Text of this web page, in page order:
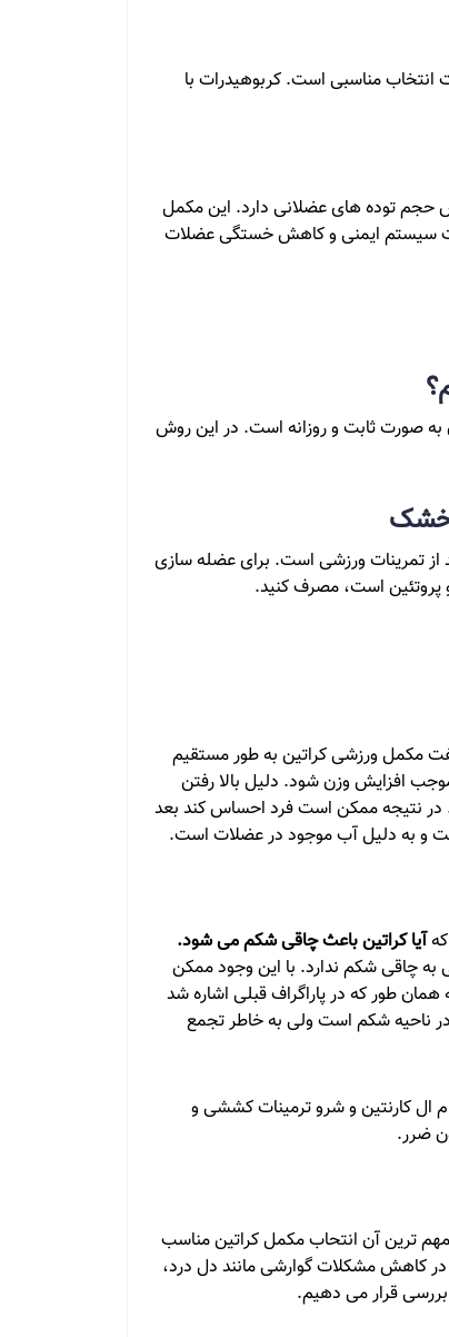
مناسبی است. کربوهیدرات با
حجم توده های عضلانی دارد. این مکمل
سیستم ایمنی و کاهش خستگی عضلات
صورت ثابت و روزانه است. در این روش
خشک
تمرینات ورزشی است. برای عضله سازی
است، مصرف کنید.
مکمل ورزشی کراتین به طور مستقیم
افزایش وزن شود. دلیل بالا رفتن
نتیجه ممکن است فرد احساس کند بعد
و به دلیل آب موجود در عضلات است.
کهآیا کراتین باعث چاقی شکم می شود.
چاقی شکم ندارد. با این وجود ممکن
طور که در پاراگراف قبلی اشاره شد
ناحیه شکم است ولی به خاطر تجمع
ال کارنتین و شرو ترمینات کششی و
ضرر.
ترین آن انتحاب مکمل کراتین مناسب
کاهش مشکلات گوارشی مانند دل درد،
بررسی قرار می دهیم.